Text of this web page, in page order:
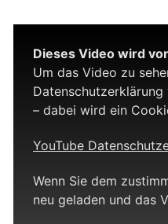
Dieses Video wird
Um das Video zu
– dabei wird ein
YouTube
Wenn Sie dem
neu geladen und das